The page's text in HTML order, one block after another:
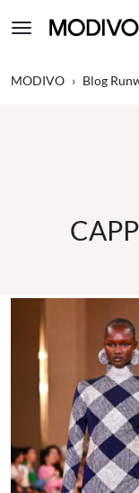
MODIVO › Blog